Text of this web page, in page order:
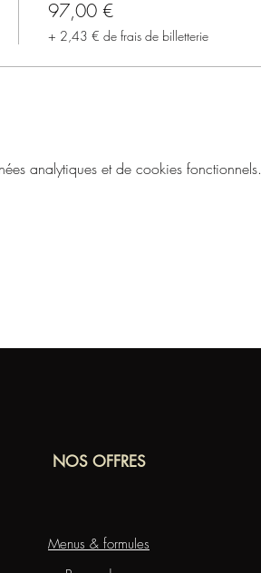
97,00 €
+ 2,43 € de frais de billetterie
analytiques et de cookies fonctionnels.
NOS OFFRES
Menus & formules